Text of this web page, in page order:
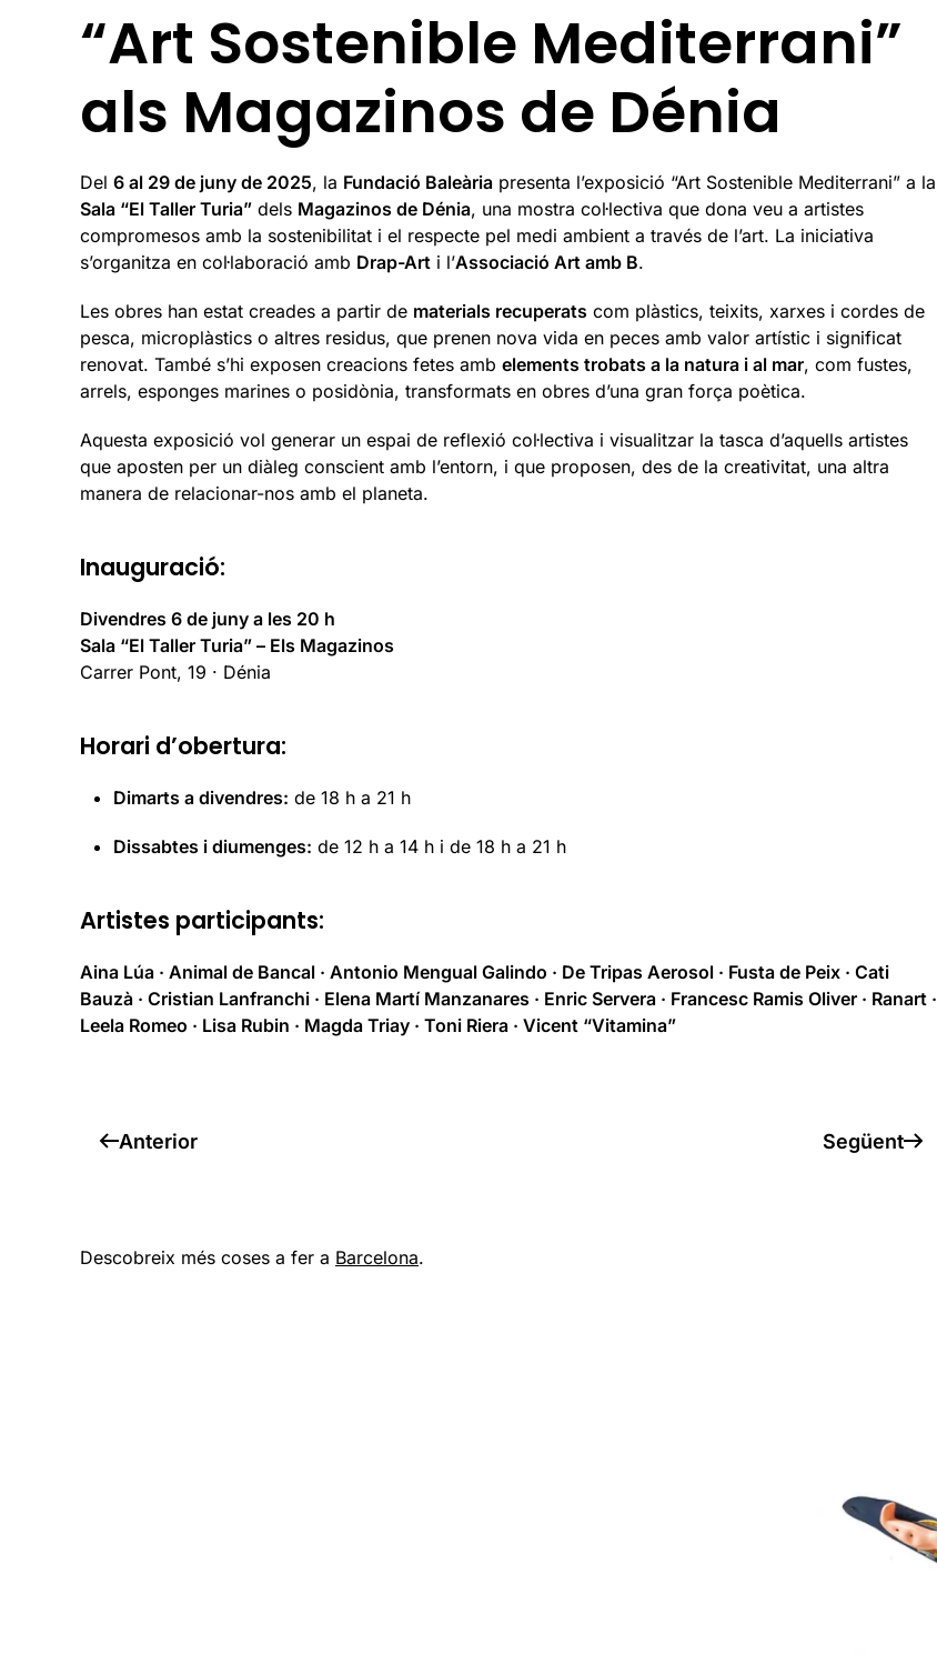
“Art Sostenible Mediterrani”
als Magazinos de Dénia
Del 6 al 29 de juny de 2025, la Fundació Baleària presenta l’exposició “Art Sostenible Mediterrani” a la
Sala “El Taller Turia” dels Magazinos de Dénia, una mostra col·lectiva que dona veu a artistes
compromesos amb la sostenibilitat i el respecte pel medi ambient a través de l’art. La iniciativa
s’organitza en col·laboració amb Drap-Art i l’Associació Art amb B.
Les obres han estat creades a partir de materials recuperats com plàstics, teixits, xarxes i cordes de
pesca, microplàstics o altres residus, que prenen nova vida en peces amb valor artístic i significat
renovat. També s’hi exposen creacions fetes amb elements trobats a la natura i al mar, com fustes,
arrels, esponges marines o posidònia, transformats en obres d’una gran força poètica.
Aquesta exposició vol generar un espai de reflexió col·lectiva i visualitzar la tasca d’aquells artistes
que aposten per un diàleg conscient amb l’entorn, i que proposen, des de la creativitat, una altra
manera de relacionar-nos amb el planeta.
Inauguració:
Divendres 6 de juny a les 20 h
Sala “El Taller Turia” – Els Magazinos
Carrer Pont, 19 · Dénia
Horari d’obertura:
Dimarts a divendres: de 18 h a 21 h
Dissabtes i diumenges: de 12 h a 14 h i de 18 h a 21 h
Artistes participants:
Aina Lúa · Animal de Bancal · Antonio Mengual Galindo · De Tripas Aerosol · Fusta de Peix · Cati
Bauzà · Cristian Lanfranchi · Elena Martí Manzanares · Enric Servera · Francesc Ramis Oliver · Ranart ·
Leela Romeo · Lisa Rubin · Magda Triay · Toni Riera · Vicent “Vitamina”
Anterior Següent
Descobreix més coses a fer a Barcelona.